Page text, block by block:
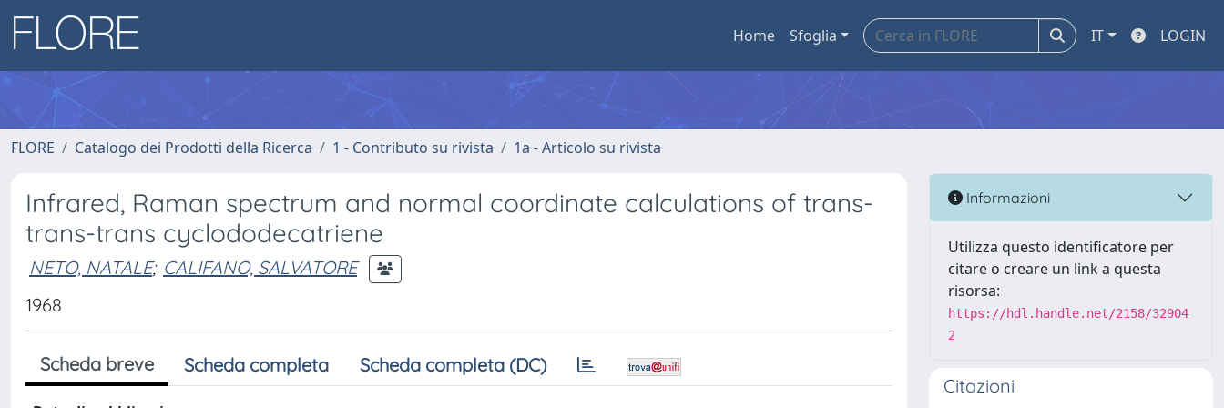
Home Sfoglia IT LOGIN
FLORE Catalogo dei Prodotti della Ricerca 1 - Contributo su rivista 1a - Articolo su rivista
Infrared, Raman spectrum and normal coordinate calculations of trans-
trans-trans cyclododecatriene
NETO, NATALE; CALIFANO, SALVATORE
1968
Scheda breve Scheda completa Scheda completa (DC)
Informazioni
Utilizza questo identificatore per
citare o creare un link a questa
risorsa:
https://hdl.handle.net/2158/32904
2
Citazioni